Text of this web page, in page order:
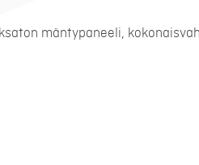
mäntypaneeli,